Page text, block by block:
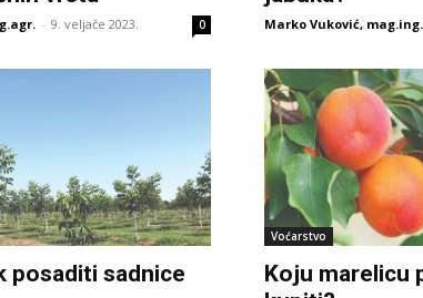
- 9. veljače 2023. 0 Marko Vuković,
posaditi sadnice
Voćarstvo
Koju marelicu